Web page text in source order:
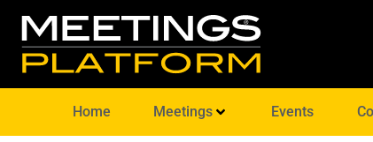
Home Meetings Events